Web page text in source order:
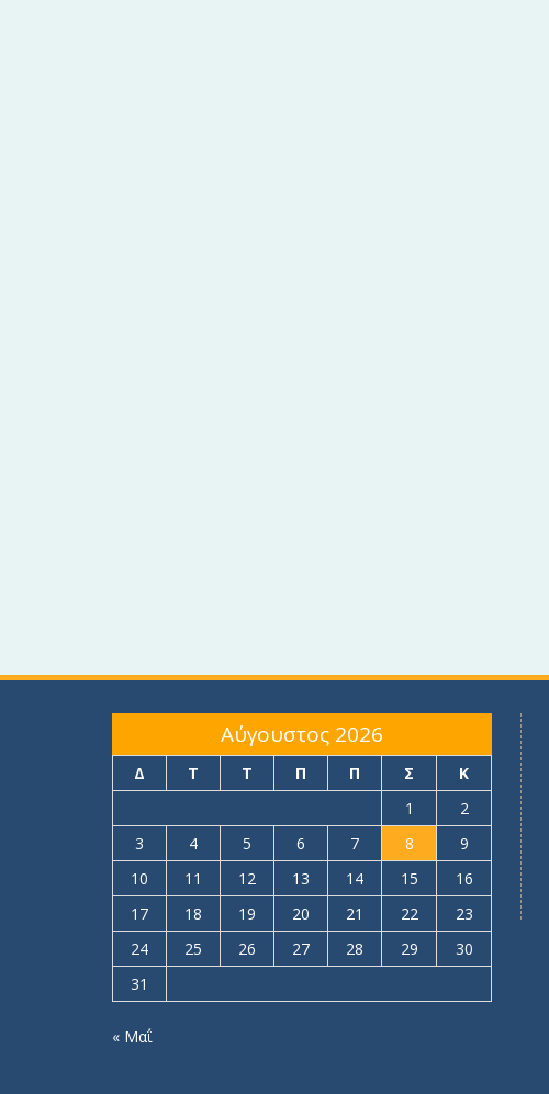
Αύγουστος 2026
Δ Τ Τ Π Π Σ
Κ
1
2
3
4 5 6 7 8
9
10
11 12 13 14 15
16
17
18 19 20 21 22
23
24
25 26 27 28 29
30
31
« Μαΐ